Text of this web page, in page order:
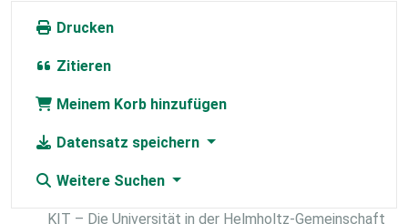
Drucken
Zitieren
Meinem Korb hinzufügen
Datensatz speichern
Weitere Suchen
KIT – Die Universität in der Helmholtz-Gemeinschaft